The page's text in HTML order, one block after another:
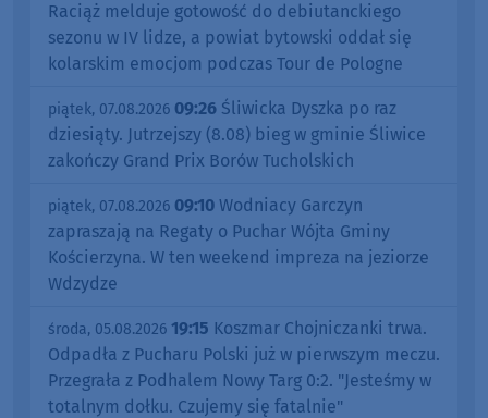
Raciąż melduje gotowość do debiutanckiego
sezonu w IV lidze, a powiat bytowski oddał się
kolarskim emocjom podczas Tour de Pologne
piątek, 07.08.2026 09:26 Śliwicka Dyszka po raz
dziesiąty. Jutrzejszy (8.08) bieg w gminie Śliwice
zakończy Grand Prix Borów Tucholskich
piątek, 07.08.2026 09:10 Wodniacy Garczyn
zapraszają na Regaty o Puchar Wójta Gminy
Kościerzyna. W ten weekend impreza na jeziorze
Wdzydze
środa, 05.08.2026 19:15 Koszmar Chojniczanki trwa.
Odpadła z Pucharu Polski już w pierwszym meczu.
Przegrała z Podhalem Nowy Targ 0:2. "Jesteśmy w
totalnym dołku. Czujemy się fatalnie"